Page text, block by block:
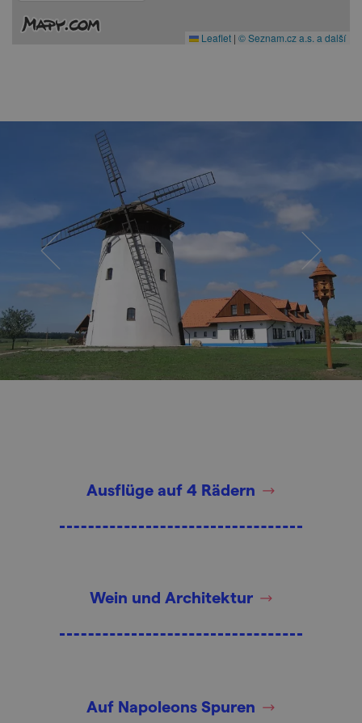
Leaflet | © Seznam.cz a.s. a další
Ausflüge auf 4 Rädern
Wein und Architektur
Auf Napoleons Spuren